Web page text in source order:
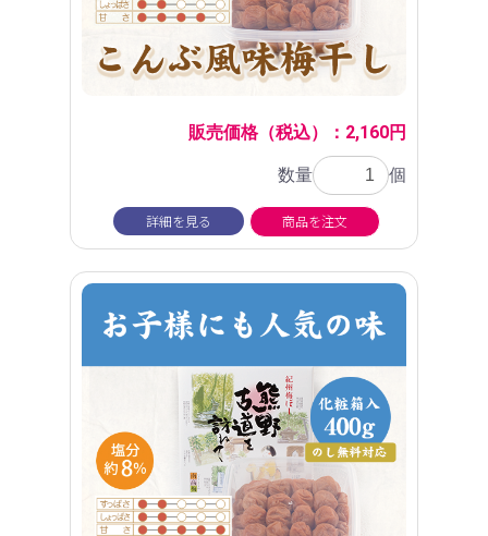
販売価格（税込）：2,160円
数量 個
詳細を見る 商品を注文